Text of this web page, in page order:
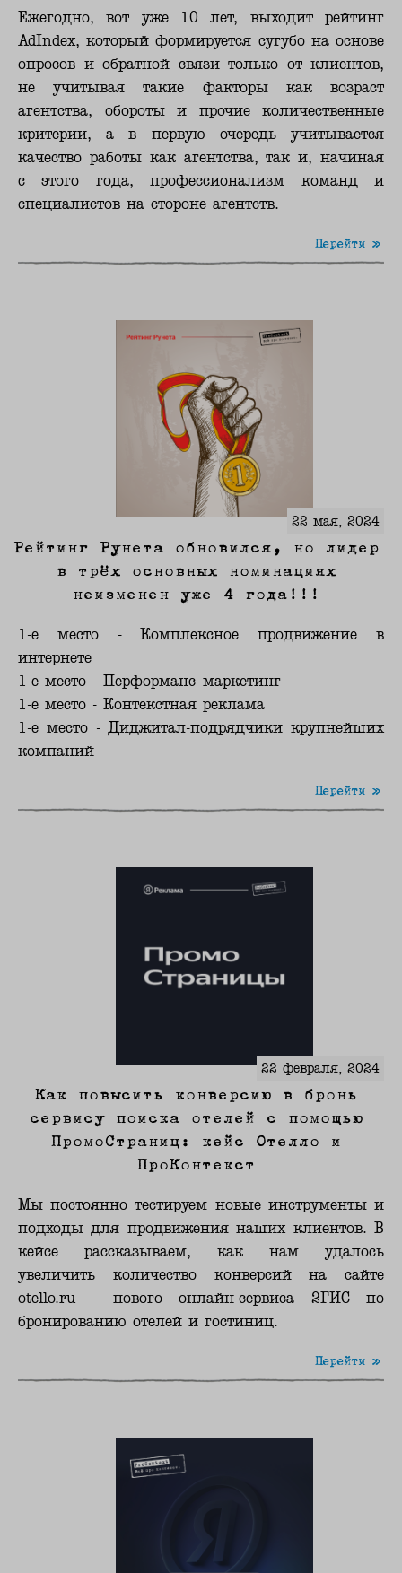
Ежегодно, вот уже 10 лет, выходит рейтинг
AdIndex, который формируется сугубо на основе
опросов и обратной связи только от клиентов,
не учитывая такие факторы как возраст
агентства, обороты и прочие количественные
критерии, а в первую очередь учитывается
качество работы как агентства, так и, начиная
с этого года, профессионализм команд и
специалистов на стороне агентств.
Перейти »
22 мая, 2024
Рейтинг Рунета обновился, но лидер
в трёх основных номинациях
неизменен уже 4 года!!!
1-е место - Комплексное продвижение в
интернете
1-е место - Перформанс–маркетинг
1-е место - Контекстная реклама
1-е место - Диджитал-подрядчики крупнейших
компаний
Перейти »
22 февраля, 2024
Как повысить конверсию в бронь
сервису поиска отелей с помощью
ПромоСтраниц: кейс Отелло и
ПроКонтекст
Мы постоянно тестируем новые инструменты и
подходы для продвижения наших клиентов. В
кейсе рассказываем, как нам удалось
увеличить количество конверсий на сайте
otello.ru - нового онлайн-сервиса 2ГИС по
бронированию отелей и гостиниц.
Перейти »